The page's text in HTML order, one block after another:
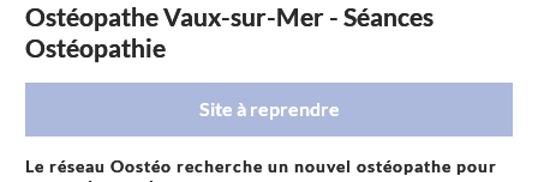
Ostéopathe Vaux-sur-Mer - Séances
Ostéopathie
Site à reprendre
Le réseau Oostéo recherche un nouvel ostéopathe pour